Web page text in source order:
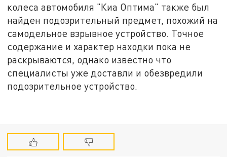
колеса автомобиля "Киа Оптима" также был
найден подозрительный предмет, похожий на
самодельное взрывное устройство. Точное
содержание и характер находки пока не
раскрываются, однако известно что
специалисты уже доставли и обезвредили
подозрительное устройство.